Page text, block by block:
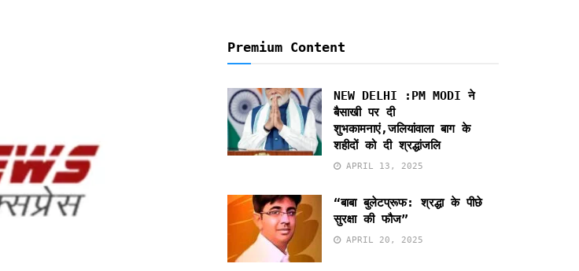
Premium Content
NEW DELHI :PM MODI ने
बैसाखी पर दी
शुभकामनाएं,जलियांवाला बाग के
शहीदों को दी श्रद्धांजलि
APRIL 13, 2025
“बाबा बुलेटप्रूफ: श्रद्धा के पीछे
सुरक्षा की फौज”
APRIL 20, 2025